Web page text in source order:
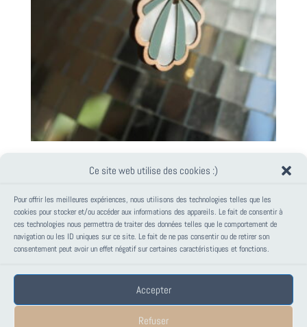
Ce site web utilise des cookies :)
Pour offrir les meilleures expériences, nous utilisons des technologies telles que les
cookies pour stocker et/ou accéder aux informations des appareils. Le fait de consentir à
ces technologies nous permettra de traiter des données telles que le comportement de
navigation ou les ID uniques sur ce site. Le fait de ne pas consentir ou de retirer son
consentement peut avoir un effet négatif sur certaines caractéristiques et fonctions.
Accepter
Refuser
PANIER
Votre panier est vide.
Conditions générales de vente – PAPANK